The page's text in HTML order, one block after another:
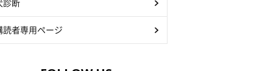
読者専用ページ